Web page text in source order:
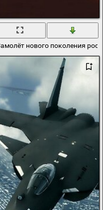
в небе в полете
нового поколения